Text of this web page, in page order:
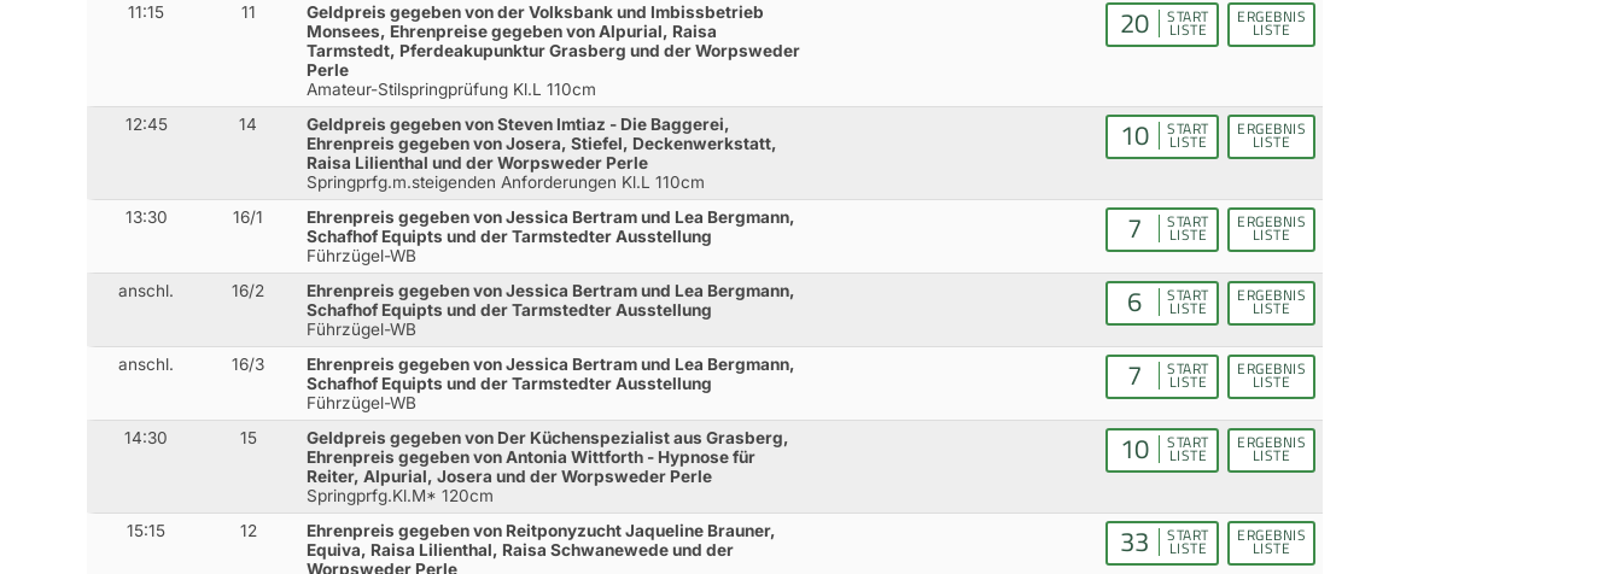
11:15 11
Geldpreis gegeben von der Volksbank und Imbissbetrieb
Monsees, Ehrenpreise gegeben von Alpurial, Raisa
Tarmstedt, Pferdeakupunktur Grasberg und der Worpsweder
Perle
Amateur-Stilspringprüfung Kl.L 110cm
20 START
LISTE
ERGEBNIS
LISTE
12:45 14
Geldpreis gegeben von Steven Imtiaz - Die Baggerei,
Ehrenpreis gegeben von Josera, Stiefel, Deckenwerkstatt,
Raisa Lilienthal und der Worpsweder Perle
Springprfg.m.steigenden Anforderungen Kl.L 110cm
10 START
LISTE
ERGEBNIS
LISTE
13:30 16/1
Ehrenpreis gegeben von Jessica Bertram und Lea Bergmann,
Schafhof Equipts und der Tarmstedter Ausstellung
Führzügel-WB
7 START
LISTE
ERGEBNIS
LISTE
anschl. 16/2
Ehrenpreis gegeben von Jessica Bertram und Lea Bergmann,
Schafhof Equipts und der Tarmstedter Ausstellung
Führzügel-WB
6 START
LISTE
ERGEBNIS
LISTE
anschl. 16/3
Ehrenpreis gegeben von Jessica Bertram und Lea Bergmann,
Schafhof Equipts und der Tarmstedter Ausstellung
Führzügel-WB
7 START
LISTE
ERGEBNIS
LISTE
14:30 15
Geldpreis gegeben von Der Küchenspezialist aus Grasberg,
Ehrenpreis gegeben von Antonia Wittforth - Hypnose für
Reiter, Alpurial, Josera und der Worpsweder Perle
Springprfg.Kl.M* 120cm
10 START
LISTE
ERGEBNIS
LISTE
15:15 12
Ehrenpreis gegeben von Reitponyzucht Jaqueline Brauner,
Equiva, Raisa Lilienthal, Raisa Schwanewede und der
Worpsweder Perle
33 START
LISTE
ERGEBNIS
LISTE